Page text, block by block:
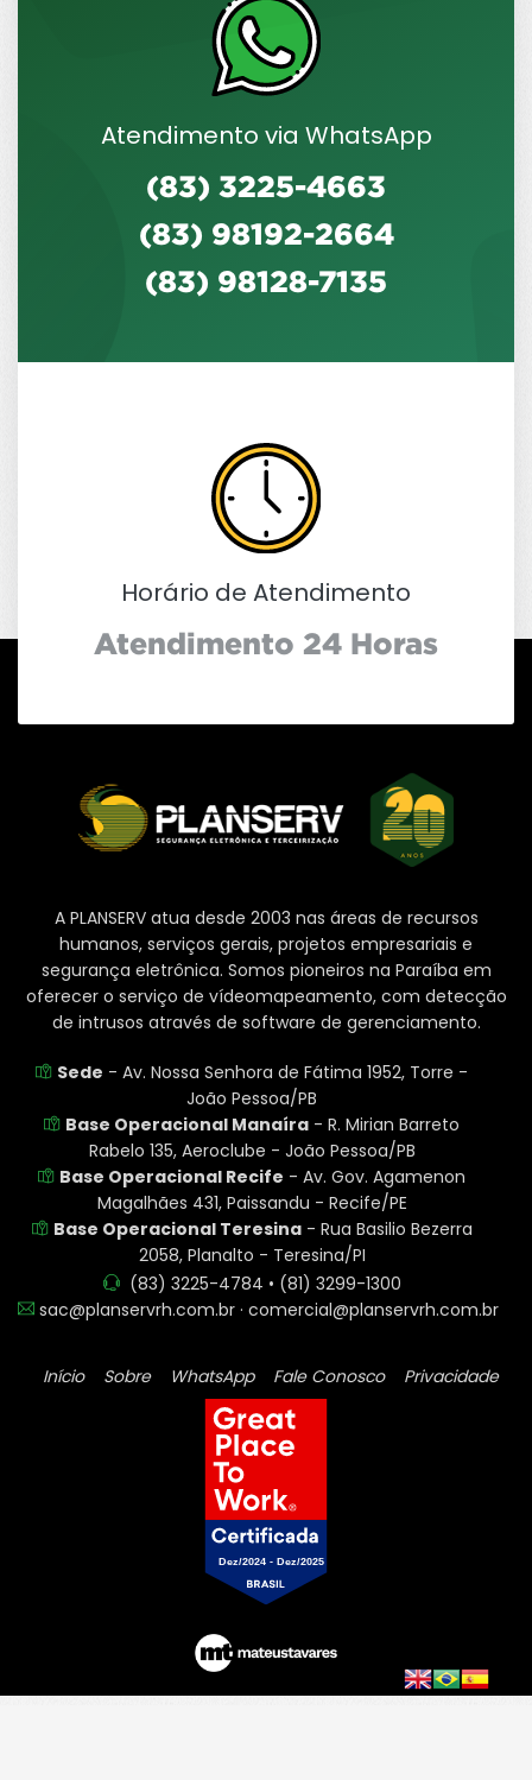
Atendimento via WhatsApp
(83) 3225-4663
(83) 98192-2664
(83) 98128-7135
Horário de Atendimento
Atendimento 24 Horas
A PLANSERV atua desde 2003 nas áreas de recursos
humanos, serviços gerais, projetos empresariais e
segurança eletrônica. Somos pioneiros na Paraíba em
oferecer o serviço de vídeomapeamento, com detecção
de intrusos através de software de gerenciamento.
Sede - Av. Nossa Senhora de Fátima 1952, Torre -
João Pessoa/PB
Base Operacional Manaíra - R. Mirian Barreto
Rabelo 135, Aeroclube - João Pessoa/PB
Base Operacional Recife - Av. Gov. Agamenon
Magalhães 431, Paissandu - Recife/PE
Base Operacional Teresina- Rua Basilio Bezerra
2058, Planalto - Teresina/PI
(83) 3225-4784 • (81) 3299-1300
sac@planservrh.com.br · comercial@planservrh.com.br
Início Sobre WhatsApp Fale Conosco Privacidade